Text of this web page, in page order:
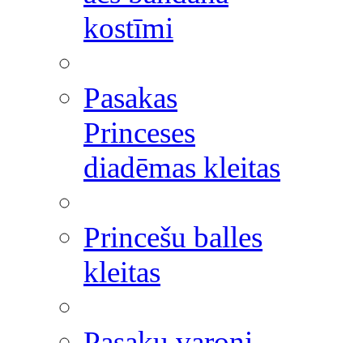
kostīmi
Pasakas
Princeses
diadēmas kleitas
Princešu balles
kleitas